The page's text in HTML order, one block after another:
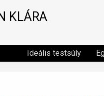
KLÁRA
Ideális testsúly